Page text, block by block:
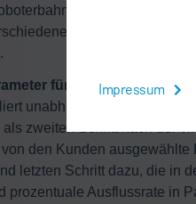
Impressum
Es summiert
für den ersten
unabhängig von
zweiten Schritt nach der
den Kunden
letzten Schritt dazu, die in
prozentuale Ausflussrate in